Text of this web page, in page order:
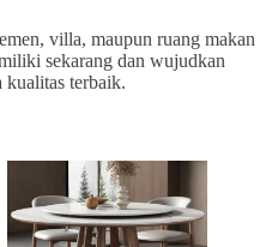
villa, maupun ruang makan
sekarang dan wujudkan
kualitas terbaik.